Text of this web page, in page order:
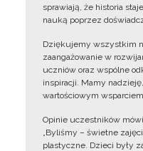
sprawiają, że historia
nauką poprzez
Dziękujemy wszystkim
zaangażowanie w
uczniów oraz wspólne
inspiracji. Mamy
wartościowym
Opinie uczestników
„Byliśmy – świetne
plastyczne. Dzieci były